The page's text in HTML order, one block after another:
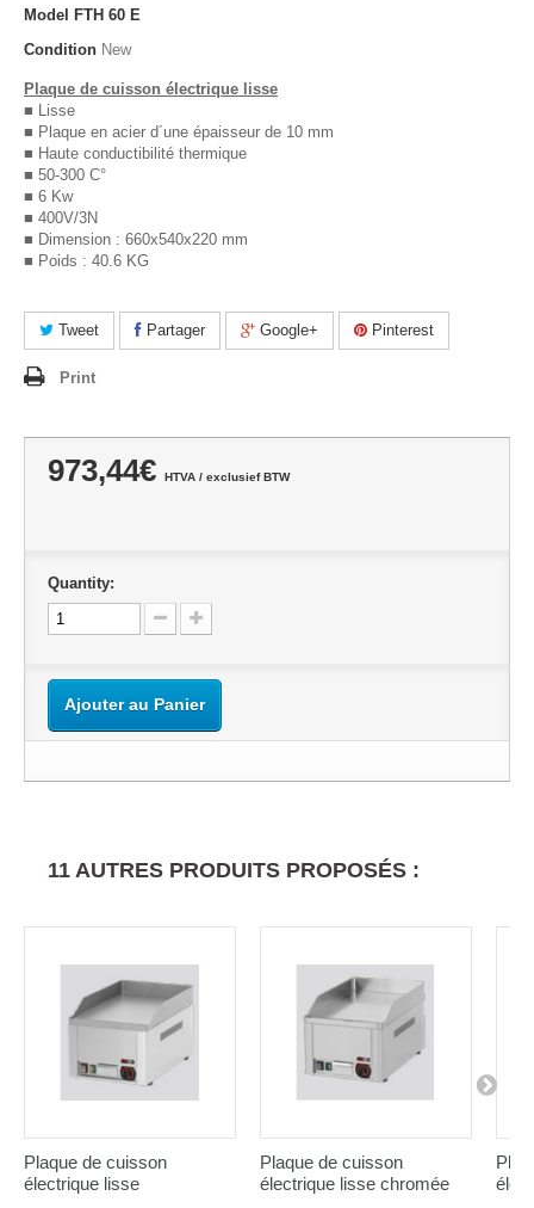
Model
FTH 60 E
Condition New
Plaque de cuisson électrique lisse
■ Lisse
■ Plaque en acier d´une épaisseur de 10 mm
■ Haute conductibilité thermique
■ 50-300 C°
■ 6 Kw
■ 400V/3N
■ Dimension : 660x540x220 mm
■ Poids : 40.6 KG
Tweet Partager Google+ Pinterest
Print
973,44€ HTVA / exclusief BTW
Quantity:
Ajouter au Panier
11 AUTRES PRODUITS PROPOSÉS :
Plaque de cuisson
électrique lisse
Plaque de cuisson
électrique lisse chromée